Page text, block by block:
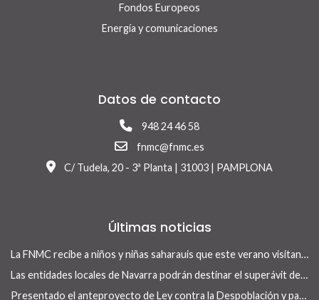
Fondos Europeos
Energía y comunicaciones
Datos de contacto
948 24 46 58
fnmc@fnmc.es
C/ Tudela, 20 - 3ª Planta | 31003 | PAMPLONA
Últimas noticias
La FNMC recibe a niños y niñas saharauis que este verano visitan Navarra con el programa Vacaciones en Paz
Las entidades locales de Navarra podrán destinar el superávit de 2025 a inversiones financieramente sostenibles tras la aprobación del Real Decreto-ley 13/2026
Presentado el anteproyecto de Ley contra la Despoblación y para el Desarrollo Rural